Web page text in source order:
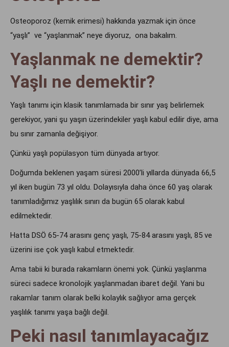
Osteoporoz (kemik erimesi) hakkında yazmak için önce
“yaşlı” ve “yaşlanmak” neye diyoruz, ona bakalım.
Yaşlanmak ne demektir?
Yaşlı ne demektir?
Yaşlı tanımı için klasik tanımlamada bir sınır yaş belirlemek
gerekiyor, yani şu yaşın üzerindekiler yaşlı kabul edilir diye, ama
bu sınır zamanla değişiyor.
Çünkü yaşlı popülasyon tüm dünyada artıyor.
Doğumda beklenen yaşam süresi 2000’li yıllarda dünyada 66,5
yıl iken bugün 73 yıl oldu. Dolayısıyla daha önce 60 yaş olarak
tanımladığımız yaşlılık sınırı da bugün 65 olarak kabul
edilmektedir.
Hatta DSÖ 65-74 arasını genç yaşlı, 75-84 arasını yaşlı, 85 ve
üzerini ise çok yaşlı kabul etmektedir.
Ama tabii ki burada rakamların önemi yok. Çünkü yaşlanma
süreci sadece kronolojik yaşlanmadan ibaret değil. Yani bu
rakamlar tanım olarak belki kolaylık sağlıyor ama gerçek
yaşlılık tanımı yaşa bağlı değil.
Peki nasıl tanımlayacağız